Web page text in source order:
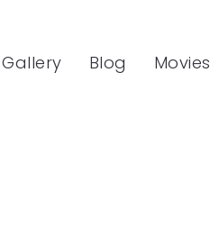
Gallery Blog Movies